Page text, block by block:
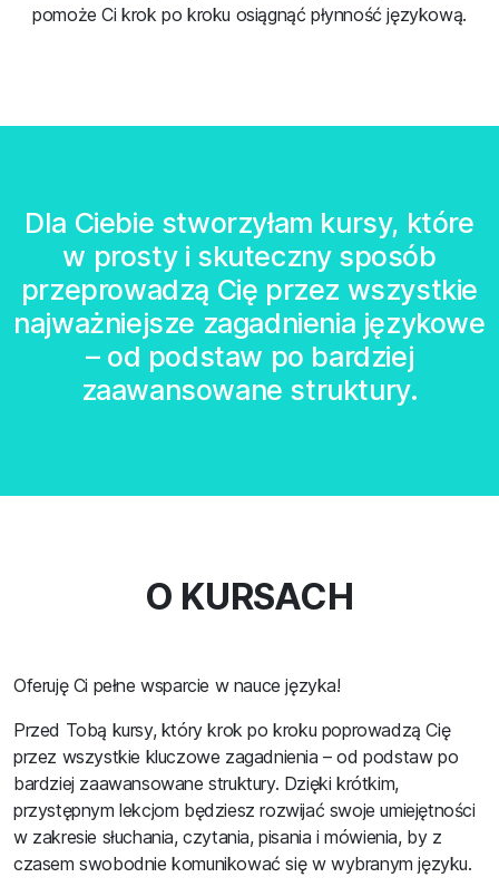
pomoże Ci krok po kroku osiągnąć płynność językową.
Dla Ciebie stworzyłam kursy, które
w prosty i skuteczny sposób
przeprowadzą Cię przez wszystkie
najważniejsze zagadnienia językowe
– od podstaw po bardziej
zaawansowane struktury.
O KURSACH
Oferuję Ci pełne wsparcie w nauce języka!
Przed Tobą kursy, który krok po kroku poprowadzą Cię
przez wszystkie kluczowe zagadnienia – od podstaw po
bardziej zaawansowane struktury. Dzięki krótkim,
przystępnym lekcjom będziesz rozwijać swoje umiejętności
w zakresie słuchania, czytania, pisania i mówienia, by z
czasem swobodnie komunikować się w wybranym języku.